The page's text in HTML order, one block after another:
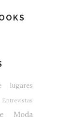
lugares
Entrevistas
Moda